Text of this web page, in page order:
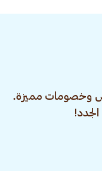
وخصومات مميزة.